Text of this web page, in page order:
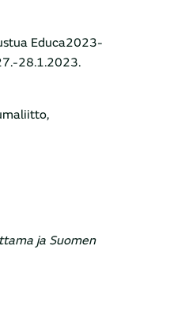
Educa2023-
28.1.2023.
ja Suomen